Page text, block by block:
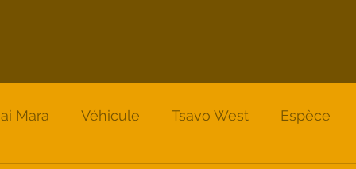
Mara Véhicule Tsavo West Espèce